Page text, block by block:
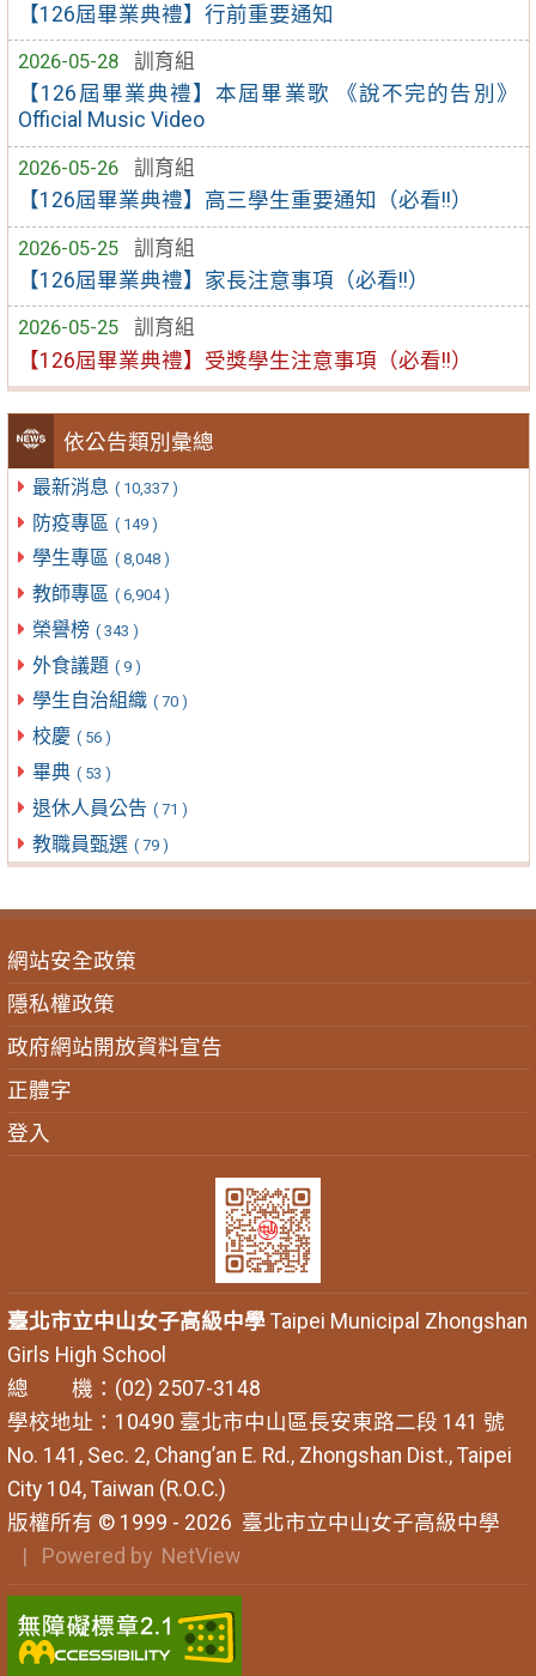
【126屆畢業典禮】行前重要通知
2026-05-28
訓育組
【126屆畢業典禮】本屆畢業歌 《說不完的告別》
Official Music Video
2026-05-26
訓育組
【126屆畢業典禮】高三學生重要通知（必看!!）
2026-05-25
訓育組
【126屆畢業典禮】家長注意事項（必看!!）
2026-05-25
訓育組
【126屆畢業典禮】受獎學生注意事項（必看!!）
依公告類別彙總
最新消息 ( 10,337 )
防疫專區 ( 149 )
學生專區 ( 8,048 )
教師專區 ( 6,904 )
榮譽榜 ( 343 )
外食議題 ( 9 )
學生自治組織 ( 70 )
校慶 ( 56 )
畢典 ( 53 )
退休人員公告 ( 71 )
教職員甄選 ( 79 )
網站安全政策
隱私權政策
政府網站開放資料宣告
正體字
登入
臺北市立中山女子高級中學Taipei Municipal Zhongshan
Girls High School
總 機：(02) 2507-3148
學校地址：10490 臺北市中山區長安東路二段 141 號
No. 141, Sec. 2, Chang’an E. Rd., Zhongshan Dist., Taipei
City 104, Taiwan (R.O.C.)
版權所有 © 1999 - 2026 臺北市立中山女子高級中學
| Powered by NetView